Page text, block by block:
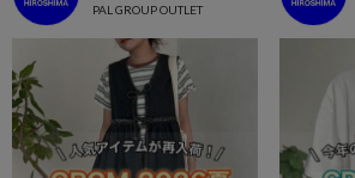
PAL GROUP OUTLET